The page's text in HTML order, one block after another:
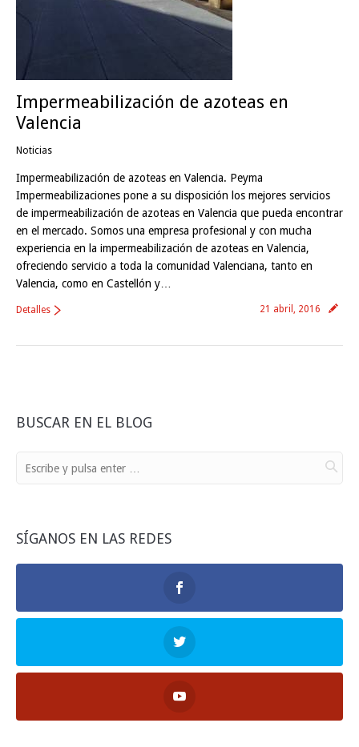
Impermeabilización de azoteas en
Valencia
Noticias
Impermeabilización de azoteas en Valencia. Peyma
Impermeabilizaciones pone a su disposición los mejores servicios
de impermeabilización de azoteas en Valencia que pueda encontrar
en el mercado. Somos una empresa profesional y con mucha
experiencia en la impermeabilización de azoteas en Valencia,
ofreciendo servicio a toda la comunidad Valenciana, tanto en
Valencia, como en Castellón y…
21 abril, 2016
Detalles
BUSCAR EN EL BLOG
SÍGANOS EN LAS REDES